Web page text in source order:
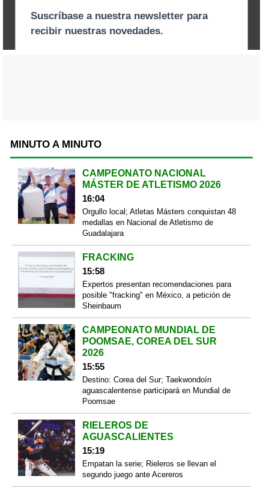
MINUTO A MINUTO
CAMPEONATO NACIONAL
MÁSTER DE ATLETISMO 2026
16:04
Orgullo local; Atletas Másters conquistan 48
medallas en Nacional de Atletismo de
Guadalajara
FRACKING
15:58
Expertos presentan recomendaciones para
posible "fracking" en México, a petición de
Sheinbaum
CAMPEONATO MUNDIAL DE
POOMSAE, COREA DEL SUR
2026
15:55
Destino: Corea del Sur; Taekwondoín
aguascalentense participará en Mundial de
Poomsae
RIELEROS DE
AGUASCALIENTES
15:19
Empatan la serie; Rieleros se llevan el
segundo juego ante Acereros